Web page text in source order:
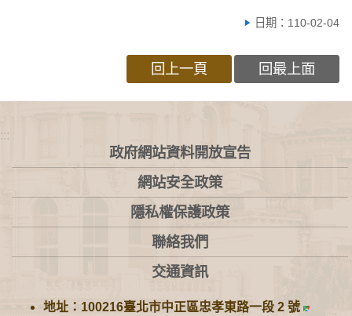
日期：110-02-04
回上一頁 回最上面
:::
政府網站資料開放宣告
網站安全政策
隱私權保護政策
聯絡我們
交通資訊
地址：100216臺北市中正區忠孝東路一段 2 號